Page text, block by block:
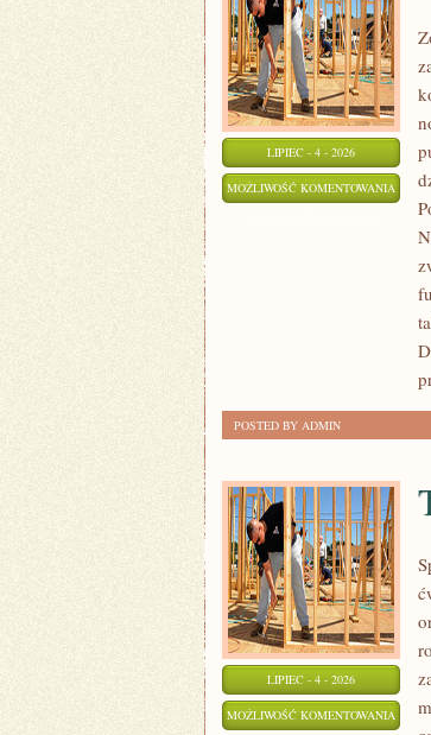
LIPIEC - 4 - 2026
MOŻLIWOŚĆ KOMENTOWANIA
MAFII
POSTED BY ADMIN
LIPIEC - 4 - 2026
MOŻLIWOŚĆ KOMENTOWANIA